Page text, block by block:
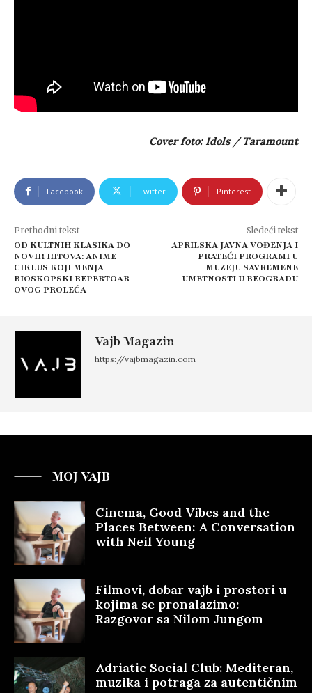
Cover foto: Idols / Taramount
Facebook Twitter Pinterest
Prethodni tekst
OD KULTNIH KLASIKA DO
NOVIH HITOVA: ANIME
CIKLUS KOJI MENJA
BIOSKOPSKI REPERTOAR
OVOG PROLEĆA
Sledeći tekst
APRILSKA JAVNA VOĐENJA I
PRATEĆI PROGRAMI U
MUZEJU SAVREMENE
UMETNOSTI U BEOGRADU
Vajb Magazin
https://vajbmagazin.com
MOJ VAJB
Cinema, Good Vibes and the
Places Between: A Conversation
with Neil Young
Filmovi, dobar vajb i prostori u
kojima se pronalazimo:
Razgovor sa Nilom Jungom
Adriatic Social Club: Mediteran,
muzika i potraga za autentičnim